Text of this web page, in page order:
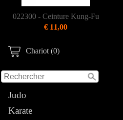
Chariot (0)
Judo
Karate
022300 - Ceinture Kung-Fu
€ 11,00